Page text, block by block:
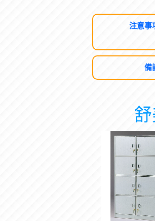
注意事
備